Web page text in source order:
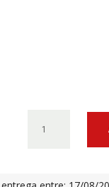
PROTECCIÓN